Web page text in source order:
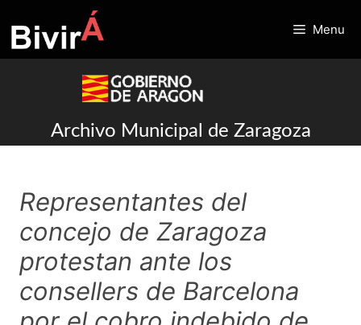
to
content
Menu
Archivo Municipal de Zaragoza
Representantes del
concejo de Zaragoza
protestan ante los
consellers de Barcelona